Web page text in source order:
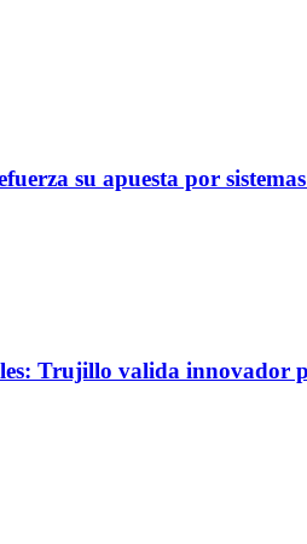
su apuesta por
Trujillo valida innovador